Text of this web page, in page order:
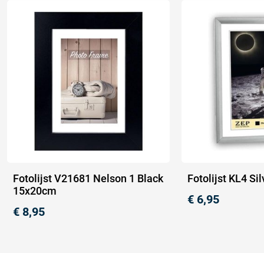
Fotolijst V21681 Nelson 1 Black
15x20cm
€ 8,95
Fotolijst KL4
€ 6,95